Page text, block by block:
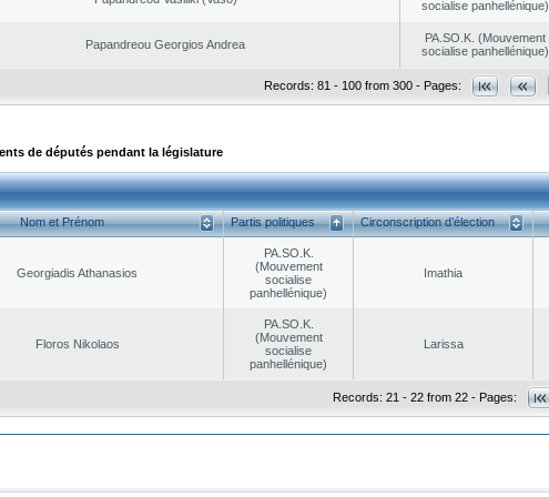
socialise panhellénique)
Papandreou Georgios Andrea
PA.SO.K. (Mouvement
socialise panhellénique)
Records: 81 - 100 from 300 - Pages:
de députés pendant la législature
Nom et Prénom Partis politiques Circonscription d’élection
Georgiadis Athanasios
PA.SO.K.
(Mouvement
socialise
panhellénique)
Imathia
Floros Nikolaos
PA.SO.K.
(Mouvement
socialise
panhellénique)
Larissa
Records: 21 - 22 from 22 - Pages: